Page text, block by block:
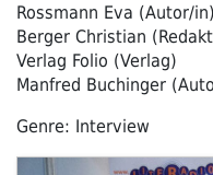
Rossmann Eva (Autor/in)
Berger Christian
Verlag Folio (Verlag)
Manfred Buchinger
Genre: Interview